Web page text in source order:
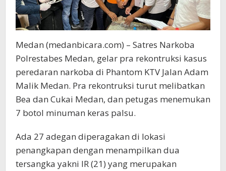
Medan (medanbicara.com) – Satres Narkoba
Polrestabes Medan, gelar pra rekontruksi kasus
peredaran narkoba di Phantom KTV Jalan Adam
Malik Medan. Pra rekontruksi turut melibatkan
Bea dan Cukai Medan, dan petugas menemukan
7 botol minuman keras palsu.
Ada 27 adegan diperagakan di lokasi
penangkapan dengan menampilkan dua
tersangka yakni IR (21) yang merupakan